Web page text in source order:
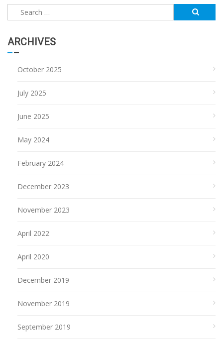
Search
for:
ARCHIVES
October 2025
July 2025
June 2025
May 2024
February 2024
December 2023
November 2023
April 2022
April 2020
December 2019
November 2019
September 2019